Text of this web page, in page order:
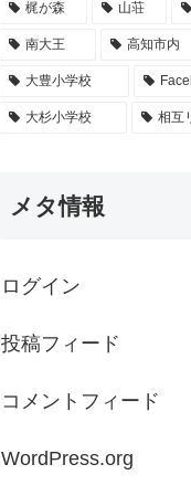
梶が森 山荘
南大王 高知市内
大豊小学校
大杉小学校 相互
メタ情報
ログイン
投稿フィード
コメントフィード
WordPress.org